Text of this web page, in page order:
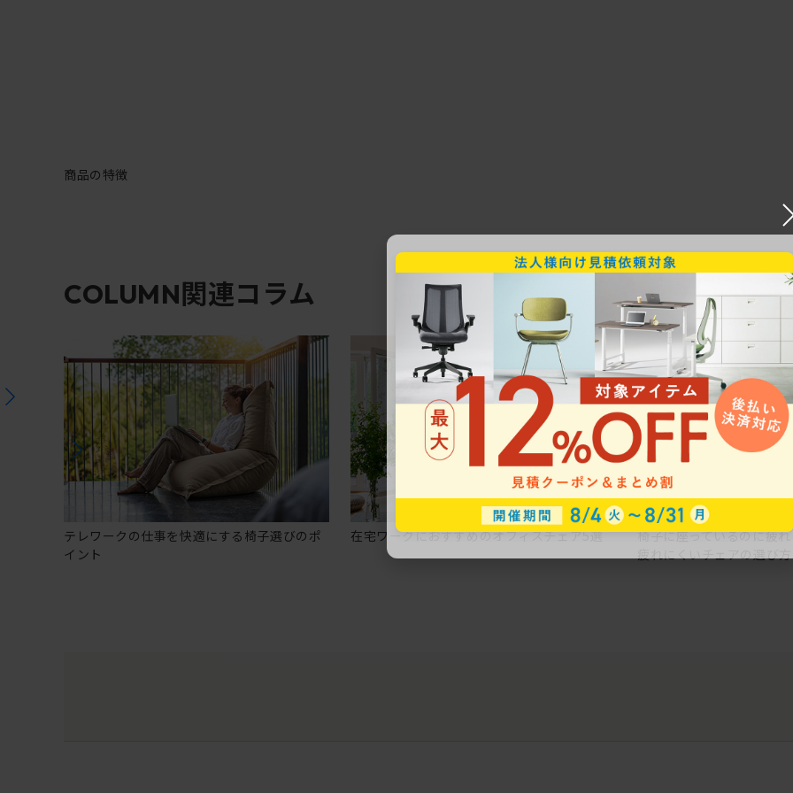
商品の特徴
COLUMN関連コラム
テレワークの仕事を快適にする椅子選びのポ
イント
在宅ワークにおすすめのオフィスチェア5選
椅子に座っているのに疲
疲れにくいチェアの選び方